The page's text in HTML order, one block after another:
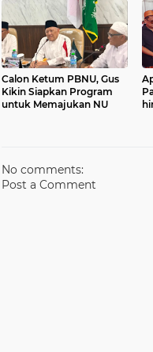
Calon Ketum PBNU, Gus
Kikin Siapkan Program
untuk Memajukan NU
No comments:
Post a Comment